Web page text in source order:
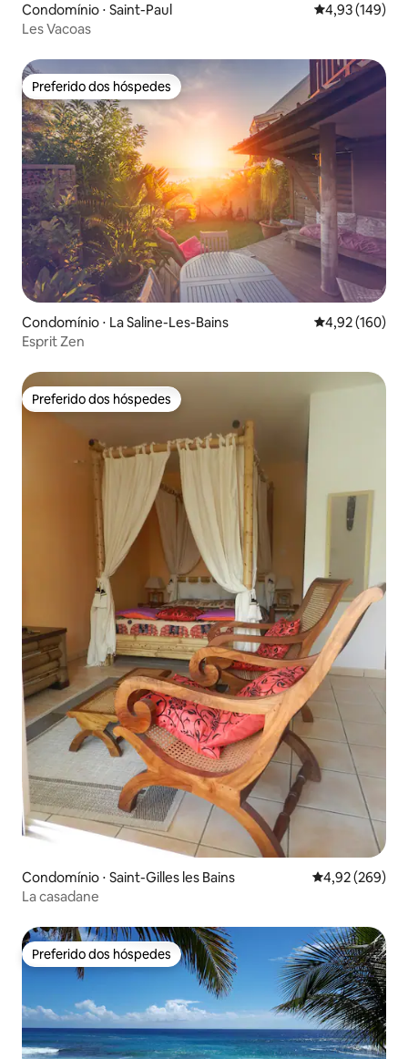
Condomínio ⋅ Saint-Paul 4,93 de uma
4,93 (149)
Les Vacoas
Preferido dos hóspedes
Preferido dos hóspedes
Condomínio ⋅ La Saline-Les-Bains 4,92 de uma
4,92 (160)
Esprit Zen
Preferido dos hóspedes
Preferido dos hóspedes
Condomínio ⋅ Saint-Gilles les Bains 4,92 de uma
4,92 (269)
La casadane
Preferido dos hóspedes
Preferido dos hóspedes